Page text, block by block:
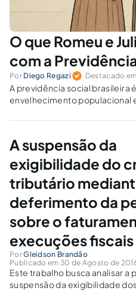
O que Romeu e
com a
Por Diego Regazi Destacado
A previdência social brasileira
envelhecimento populacional
jurídicos e demográficos para
Welfare State e a noção de
intangíveis.
A suspensão da
exigibilidade do
tributário
deferimento da
sobre o
execuções fiscais
PorGleidson Brandão
Publicado em 30 de Agosto de
Este trabalho busca analisar a
suspensão da exigibilidade